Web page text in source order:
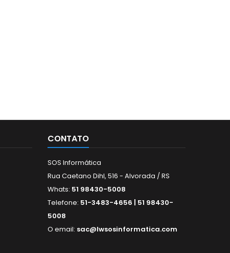
CONTATO
SOS Informática
Rua Caetano Dihl, 516 - Alvorada / RS
Whats: 51 98430-5008
Telefone: 51-3483-4656 | 51 98430-
5008
O email: sac@lwsosinformatica.com